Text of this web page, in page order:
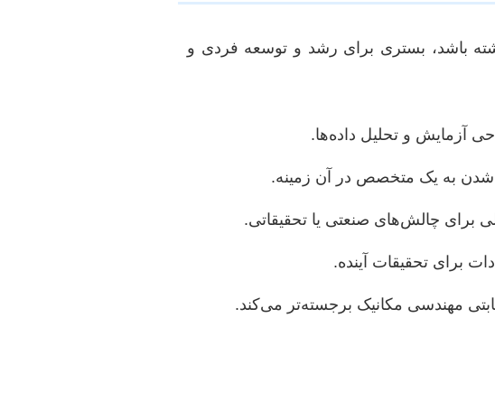
باشد، بستری برای رشد و توسعه فردی و
آزمایش و تحلیل داده‌ها.
شدن به یک متخصص در آن زمینه.
برای چالش‌های صنعتی یا تحقیقاتی.
برای تحقیقات آینده.
مهندسی مکانیک برجسته‌تر می‌کند.